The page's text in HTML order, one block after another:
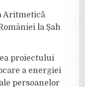
Aritmetică
la Șah
proiectului
a energiei
persoanelor